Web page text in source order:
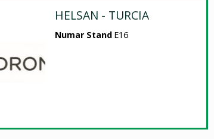
HELSAN - TURCIA
Numar Stand E16